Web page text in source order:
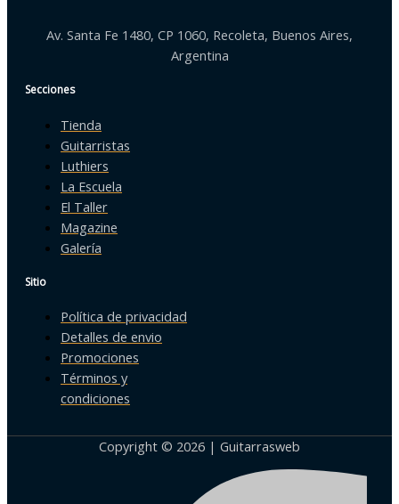
Av. Santa Fe 1480, CP 1060, Recoleta, Buenos Aires,
Argentina
Secciones
Tienda
Guitarristas
Luthiers
La Escuela
El Taller
Magazine
Galería
Sitio
Política de privacidad
Detalles de envio
Promociones
Términos y
condiciones
Copyright © 2026 | Guitarrasweb